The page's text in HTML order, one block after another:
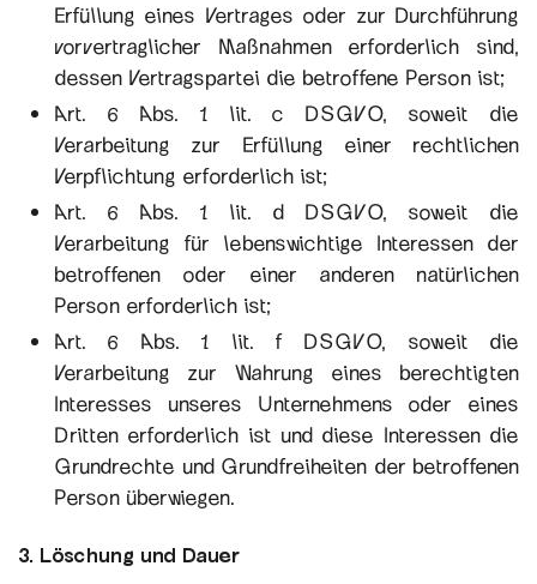
Erfüllung eines Vertrages oder zur Durchführung
vorvertraglicher Maßnahmen erforderlich sind,
dessen Vertragspartei die betroffene Person ist;
Art. 6 Abs. 1 lit. c DSGVO, soweit die
Verarbeitung zur Erfüllung einer rechtlichen
Verpflichtung erforderlich ist;
Art. 6 Abs. 1 lit. d DSGVO, soweit die
Verarbeitung für lebenswichtige Interessen der
betroffenen oder einer anderen natürlichen
Person erforderlich ist;
Art. 6 Abs. 1 lit. f DSGVO, soweit die
Verarbeitung zur Wahrung eines berechtigten
Interesses unseres Unternehmens oder eines
Dritten erforderlich ist und diese Interessen die
Grundrechte und Grundfreiheiten der betroffenen
Person überwiegen.
3. Löschung und Dauer